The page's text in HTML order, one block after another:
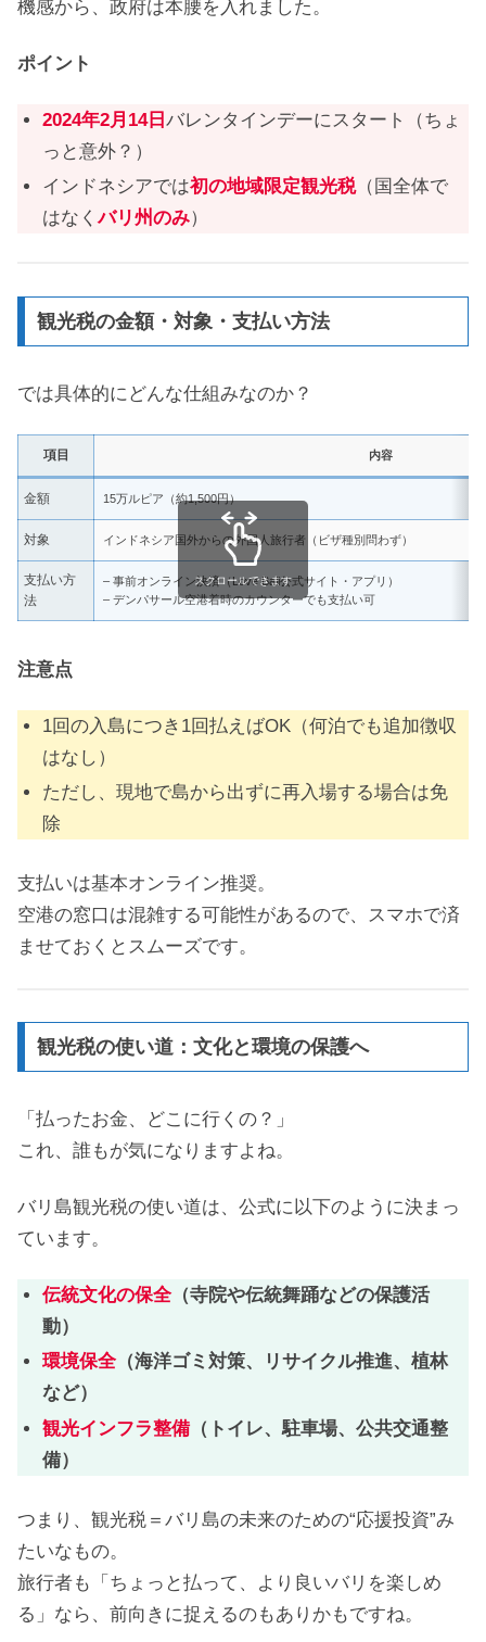
機感から、政府は本腰を入れました。
ポイント
2024年2月14日バレンタインデーにスタート（ちょ
っと意外？）
インドネシアでは初の地域限定観光税（国全体で
はなくバリ州のみ）
観光税の金額・対象・支払い方法
では具体的にどんな仕組みなのか？
項目 内容
金額 15万ルピア（約1,500円）
対象 インドネシア国外からの外国人旅行者（ビザ種別問わず）
支払い方
法
– 事前オンライン決済（Love Bali公式サイト・アプリ）
– デンパサール空港着時のカウンターでも支払い可
スクロールできます
注意点
1回の入島につき1回払えばOK（何泊でも追加徴収
はなし）
ただし、現地で島から出ずに再入場する場合は免
除
支払いは基本オンライン推奨。
空港の窓口は混雑する可能性があるので、スマホで済
ませておくとスムーズです。
観光税の使い道：文化と環境の保護へ
「払ったお金、どこに行くの？」
これ、誰もが気になりますよね。
バリ島観光税の使い道は、公式に以下のように決まっ
ています。
伝統文化の保全（寺院や伝統舞踊などの保護活
動）
環境保全（海洋ゴミ対策、リサイクル推進、植林
など）
観光インフラ整備（トイレ、駐車場、公共交通整
備）
つまり、観光税＝バリ島の未来のための“応援投資”み
たいなもの。
旅行者も「ちょっと払って、より良いバリを楽しめ
る」なら、前向きに捉えるのもありかもですね。